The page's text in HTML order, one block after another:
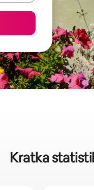
Kratka